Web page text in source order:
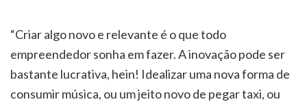
“Criar algo novo e relevante é o que todo
empreendedor sonha em fazer. A inovação pode ser
bastante lucrativa, hein! Idealizar uma nova forma de
consumir música, ou um jeito novo de pegar taxi, ou